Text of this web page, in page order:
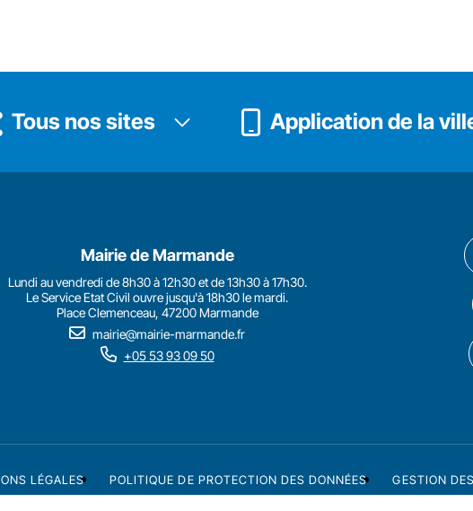
Tous nos sites Application de la
Mairie de Marmande
Lundi au vendredi de 8h30 à 12h30 et de 13h30 à 17h30.
Le Service Etat Civil ouvre jusqu'à 18h30 le mardi.
Place Clemenceau, 47200 Marmande
mairie@mairie-marmande.fr
+05 53 93 09 50
LÉGALES POLITIQUE DE PROTECTION DES DONNÉES GESTION